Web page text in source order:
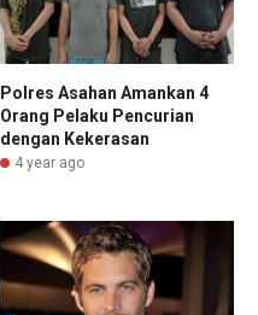
Polres Asahan Amankan 4
Orang Pelaku Pencurian
dengan Kekerasan
4 year ago